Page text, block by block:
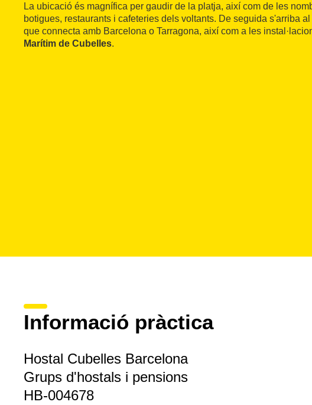
La ubicació és magnífica per gaudir de la platja, així com de les
botigues, restaurants i cafeteries dels voltants. De seguida s'arriba al
que connecta amb Barcelona o Tarragona, així com a les
Marítim de Cubelles.
Informació pràctica
Hostal Cubelles Barcelona
Grups d'hostals i pensions
HB-004678